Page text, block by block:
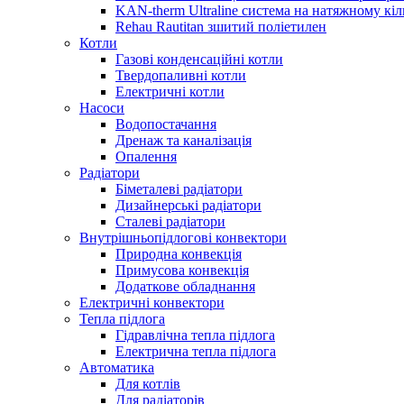
KAN-therm Ultraline система на натяжному
Rehau Rautitan зшитий поліетилен
Котли
Газові конденсаційні котли
Твердопаливні котли
Електричні котли
Насоси
Водопостачання
Дренаж та каналізація
Опалення
Радіатори
Біметалеві радіатори
Дизайнерські радіатори
Сталеві радіатори
Внутрішньопідлогові конвектори
Природна конвекція
Примусова конвекція
Додаткове обладнання
Електричні конвектори
Тепла підлога
Гідравлічна тепла підлога
Електрична тепла підлога
Автоматика
Для котлів
Для радіаторів